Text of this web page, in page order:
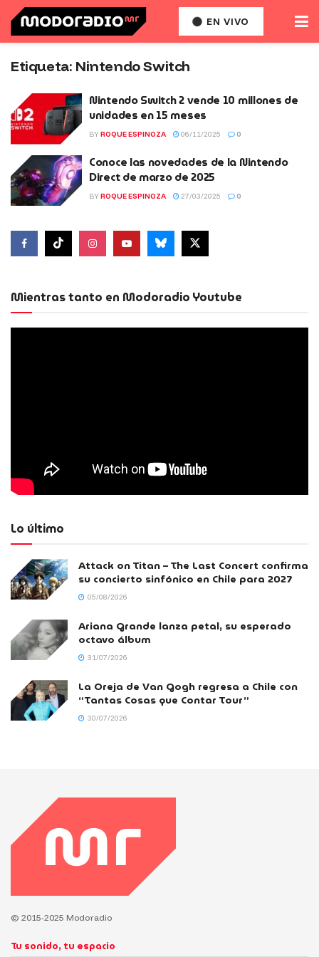
EN VIVO
Etiqueta: Nintendo Switch
Nintendo Switch 2 vende 10 millones de
unidades en 15 meses
BY ROQUE ESPINOZA 06/11/2025 0
Conoce las novedades de la Nintendo
Direct de marzo de 2025
BY ROQUE ESPINOZA 27/03/2025 0
Mientras tanto en Modoradio Youtube
Lo último
Attack on Titan – The Last Concert confirma
su concierto sinfónico en Chile para 2027
05/08/2026
Ariana Grande lanza petal, su esperado
octavo álbum
31/07/2026
La Oreja de Van Gogh regresa a Chile con
“Tantas Cosas que Contar Tour”
30/07/2026
© 2015-2025 Modoradio
Tu sonido, tu espacio